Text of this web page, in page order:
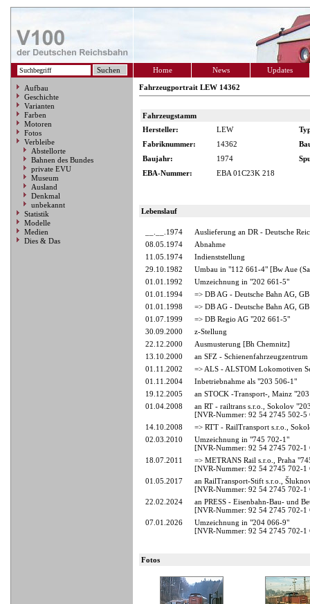
Home News Updates
Aufbau
Geschichte
Varianten
Farben
Motoren
Fotos
Verbleibe
Abstellorte
Bahnen des Bundes
private EVU
Museum
Ausland
Denkmal
unbekannt
Statistik
Modelle
Medien
Dies & Das
Fahrzeugportrait LEW 14362
Fahrzeugstamm
Hersteller:
LEW
Fabriknummer:
14362
Baujahr:
1974
EBA-Nummer:
EBA 01C23K 218
Lebenslauf
__.__.1974
Auslieferung an DR - Deutsche
08.05.1974
Abnahme
11.05.1974
Indienststellung
29.10.1982
Umbau in "112 661-4" [Bw Aue
01.01.1992
Umzeichnung in "202 661-5"
01.01.1994
=> DB AG - Deutsche Bahn AG,
01.01.1998
=> DB AG - Deutsche Bahn AG,
01.07.1999
=> DB Regio AG "202 661-5"
30.09.2000
z-Stellung
22.12.2000
Ausmusterung [Bh Chemnitz]
13.10.2000
an SFZ -
01.11.2002
=> ALS - ALSTOM Lokomotiven
01.11.2004
Inbetriebnahme als "203 506-1"
19.12.2005
an STOCK -Transport-, Mainz
01.04.2008
an RT - railtrans s.r.o., Sokolov
[NVR-Nummer: 92 54 2745 502-5
14.10.2008
=> RTT - RailTransport s.r.o.,
02.03.2010
Umzeichnung in "745 702-1"
[NVR-Nummer: 92 54 2745 702-1
18.07.2011
=> METRANS Rail s.r.o., Praha
[NVR-Nummer: 92 54 2745 702-1
01.05.2017
an RailTransport-Stift s.r.o.,
[NVR-Nummer: 92 54 2745 702-1
22.02.2024
an PRESS - Eisenbahn-Bau- und
[NVR-Nummer: 92 54 2745 702-1
07.01.2026
Umzeichnung in "204 066-9"
[NVR-Nummer: 92 54 2745 702-1
Fotos